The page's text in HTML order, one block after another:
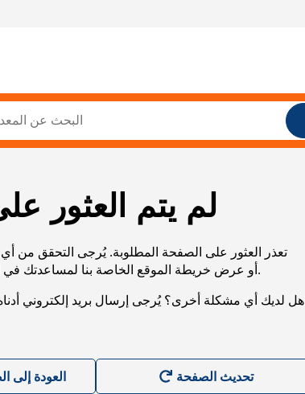
لم يتم العثور
تعذر العثور على الصفحة المطلوبة. يُرجى التحقق من
URL، أو عرض خريطة الموقع الخاصة بنا لمساعدتك في العثور على ما تريد.
هل لديك أي مشكلة أخرى؟ يُرجى إرسال بريد إلكتروني
العودة إلى